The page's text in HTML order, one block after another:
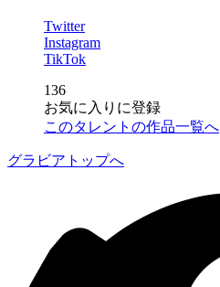
Twitter
Instagram
TikTok
136
お気に入りに登録
このタレントの作品一覧へ
グラビアトップへ